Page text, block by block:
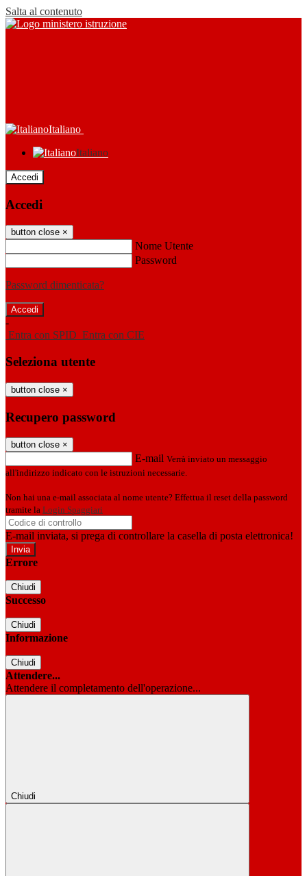
Salta al contenuto
Italiano
Italiano
Accedi
Accedi
button close ×
Nome Utente
Password
Password dimenticata?
-
Entra con SPID Entra con CIE
Seleziona utente
button close ×
Recupero password
button close ×
E-mail Verrà inviato un messaggio
all'indirizzo indicato con le istruzioni necessarie.
Non hai una e-mail associata al nome utente? Effettua il reset della password
tramite la Login Spaggiari
E-mail inviata, si prega di controllare la casella di posta elettronica!
Errore
Chiudi
Successo
Chiudi
Informazione
Chiudi
Attendere...
Attendere il completamento dell'operazione...
Chiudi